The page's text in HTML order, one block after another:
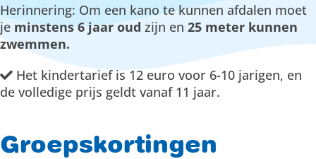
Herinnering: Om een kano te kunnen afdalen moet
je minstens 6 jaar oud zijn en 25 meter kunnen
zwemmen.
Het kindertarief is 12 euro voor 6-10 jarigen, en
de volledige prijs geldt vanaf 11 jaar.
Groepskortingen